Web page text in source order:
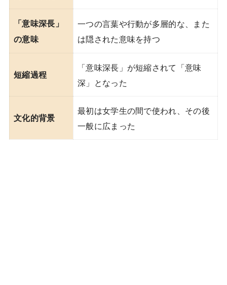
「意味深長」
の意味
一つの言葉や行動が多層的な、また
は隠された意味を持つ
短縮過程
「意味深長」が短縮されて「意味
深」となった
文化的背景
最初は女学生の間で使われ、その後
一般に広まった